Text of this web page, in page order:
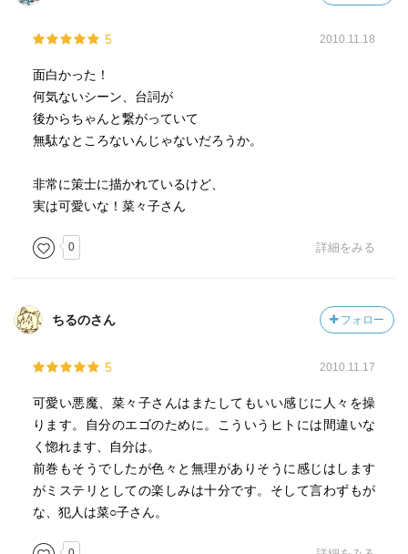
5 2010.11.18
面白かった！
何気ないシーン、台詞が
後からちゃんと繋がっていて
無駄なところないんじゃないだろうか。
非常に策士に描かれているけど、
実は可愛いな！菜々子さん
0 詳細をみる
ちるのさん フォロー
5 2010.11.17
可愛い悪魔、菜々子さんはまたしてもいい感じに人々を操
ります。自分のエゴのために。こういうヒトには間違いな
く惚れます、自分は。
前巻もそうでしたが色々と無理がありそうに感じはします
がミステリとしての楽しみは十分です。そして言わずもが
な、犯人は菜○子さん。